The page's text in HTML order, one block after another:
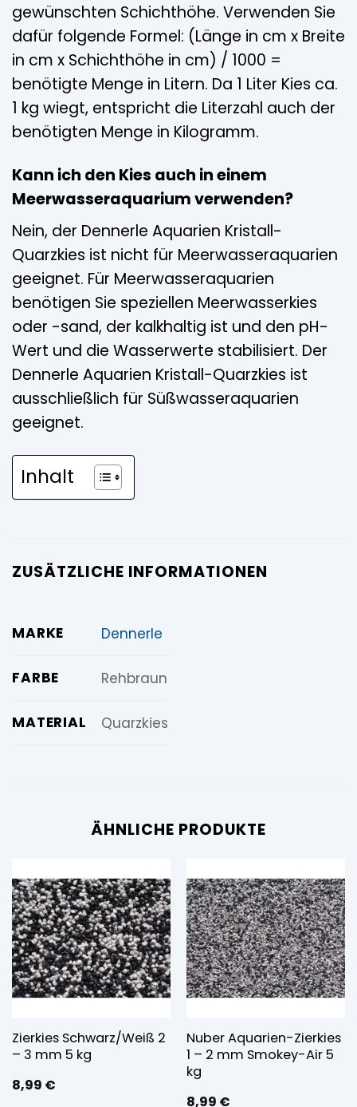
gewünschten Schichthöhe. Verwenden Sie
dafür folgende Formel: (Länge in cm x Breite
in cm x Schichthöhe in cm) / 1000 =
benötigte Menge in Litern. Da 1 Liter Kies ca.
1 kg wiegt, entspricht die Literzahl auch der
benötigten Menge in Kilogramm.
Kann ich den Kies auch in einem
Meerwasseraquarium verwenden?
Nein, der Dennerle Aquarien Kristall-
Quarzkies ist nicht für Meerwasseraquarien
geeignet. Für Meerwasseraquarien
benötigen Sie speziellen Meerwasserkies
oder -sand, der kalkhaltig ist und den pH-
Wert und die Wasserwerte stabilisiert. Der
Dennerle Aquarien Kristall-Quarzkies ist
ausschließlich für Süßwasseraquarien
geeignet.
Inhalt
ZUSÄTZLICHE INFORMATIONEN
MARKE Dennerle
FARBE Rehbraun
MATERIAL Quarzkies
ÄHNLICHE PRODUKTE
Zierkies Schwarz/Weiß 2
– 3 mm 5 kg
8,99 €
Nuber Aquarien-Zierkies
1 – 2 mm Smokey-Air 5
kg
8,99 €